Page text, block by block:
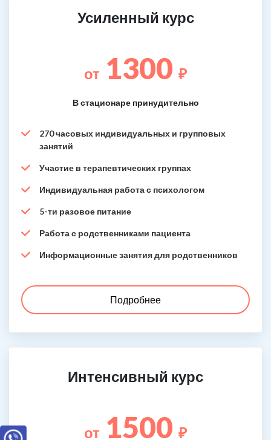
Усиленный курс
от 1300 ₽
В стационаре принудительно
270 часовых индивидуальных и групповых
занятий
Участие в терапевтических группах
Индивидуальная работа с психологом
5-ти разовое питание
Работа с родственниками пациента
Информационные занятия для родственников
Подробнее
Интенсивный курс
от 1500 ₽